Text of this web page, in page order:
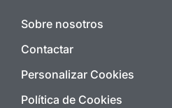
Sobre nosotros
Contactar
Personalizar Cookies
Política de Cookies